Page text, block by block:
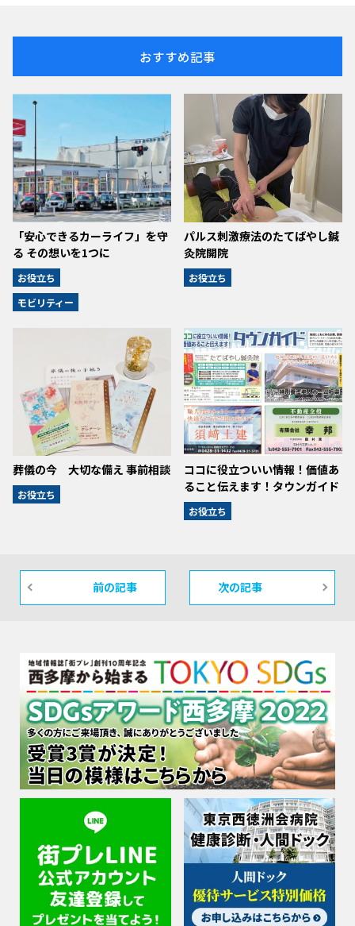
おすすめ記事
「安心できるカーライフ」を守
る その想いを1つに
お役立ち
モビリティー
パルス刺激療法のたてばやし鍼
灸院開院
お役立ち
葬儀の今 大切な備え 事前相談
お役立ち
ココに役立ついい情報！価値あ
ること伝えます！タウンガイド
お役立ち
前の記事 次の記事